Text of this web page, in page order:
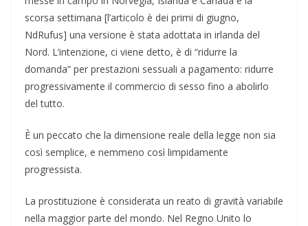
scorsa settimana [l’articolo è dei primi di giugno,
NdRufus] una versione è stata adottata in irlanda del
Nord. L’intenzione, ci viene detto, è di “ridurre la
domanda” per prestazioni sessuali a pagamento: ridurre
progressivamente il commercio di sesso fino a abolirlo
del tutto.
È un peccato che la dimensione reale della legge non sia
così semplice, e nemmeno così limpidamente
progressista.
La prostituzione è considerata un reato di gravità variabile
nella maggior parte del mondo. Nel Regno Unito lo